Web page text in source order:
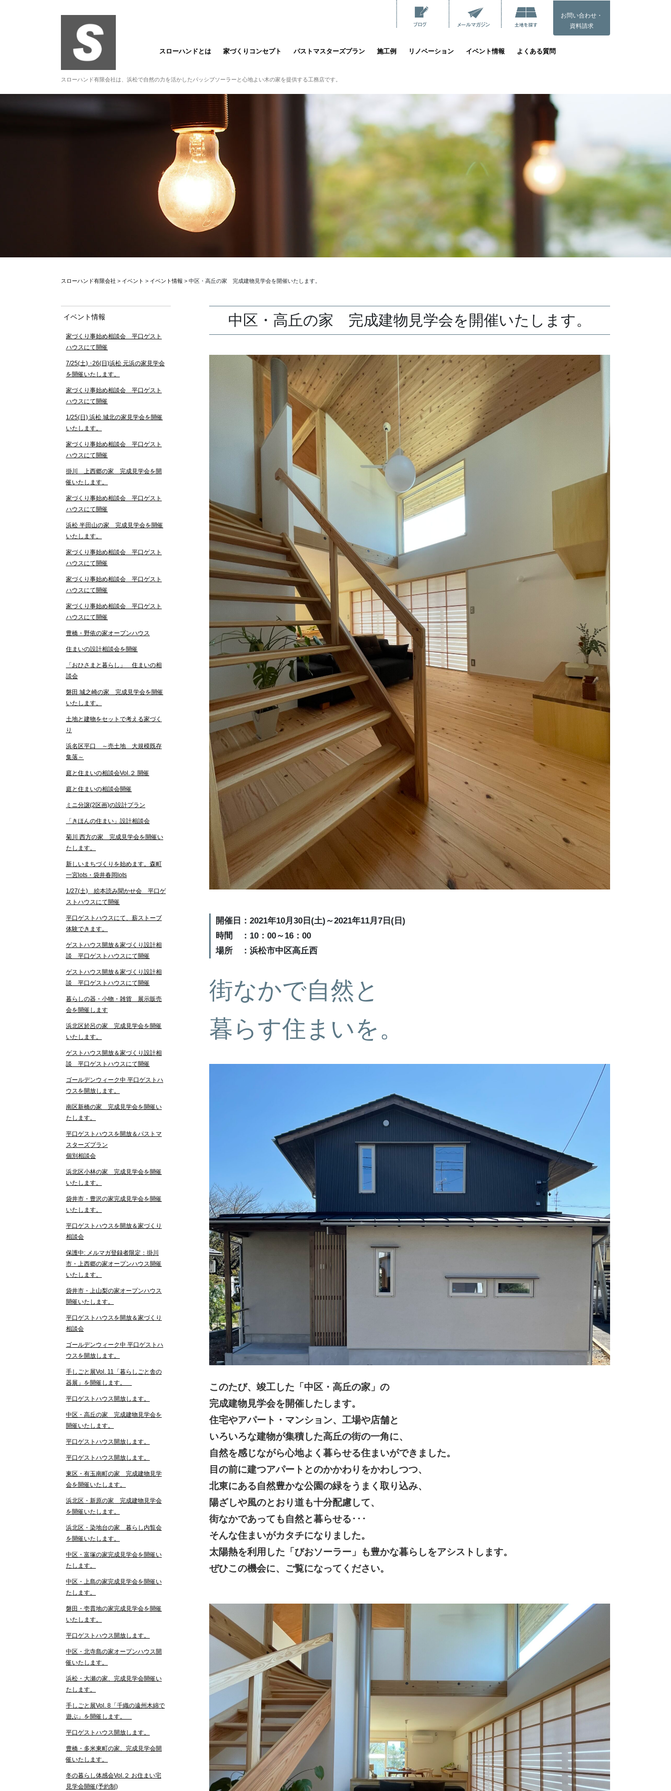
お問い合わせ・
資料請求
スローハンドとは 家づくりコンセプト パストマスターズプラン 施工例 リノベーション イベント情報 よくある質問
スローハンド有限会社は、浜松で自然の力を活かしたパッシブソーラーと心地よい木の家を提供する工務店です。
スローハンド有限会社 > イベント > イベント情報 > 中区・高丘の家 完成建物見学会を開催いたします。
中区・高丘の家 完成建物見学会を開催いたします。
開催日：2021年10月30日(土)～2021年11月7日(日)
時間 ：10：00～16：00
場所 ：浜松市中区高丘西
街なかで自然と
暮らす住まいを。
このたび、竣工した「中区・高丘の家」の
完成建物見学会を開催したします。
住宅やアパート・マンション、工場や店舗と
いろいろな建物が集積した高丘の街の一角に、
自然を感じながら心地よく暮らせる住まいができました。
目の前に建つアパートとのかかわりをかわしつつ、
北東にある自然豊かな公園の緑をうまく取り込み、
陽ざしや風のとおり道も十分配慮して、
街なかであっても自然と暮らせる･･･
そんな住まいがカタチになりました。
太陽熱を利用した「びおソーラー」も豊かな暮らしをアシストします。
ぜひこの機会に、 ご覧になってください。
イベント情報
家づくり事始め相談会 平口ゲスト
ハウスにて開催
7/25(土) ･26(日)浜松 元浜の家見学会
を開催いたします。
家づくり事始め相談会 平口ゲスト
ハウスにて開催
1/25(日) 浜松 城北の家見学会を開催
いたします。
家づくり事始め相談会 平口ゲスト
ハウスにて開催
掛川 上西郷の家 完成見学会を開
催いたします。
家づくり事始め相談会 平口ゲスト
ハウスにて開催
浜松 半田山の家 完成見学会を開催
いたします。
家づくり事始め相談会 平口ゲスト
ハウスにて開催
家づくり事始め相談会 平口ゲスト
ハウスにて開催
家づくり事始め相談会 平口ゲスト
ハウスにて開催
豊橋・野依の家オープンハウス
住まいの設計相談会を開催
「おひさまと暮らし」 住まいの相
談会
磐田 城之崎の家 完成見学会を開催
いたします。
土地と建物をセットで考える家づく
り
浜名区平口 ～売土地 大規模既存
集落～
庭と住まいの相談会Vol.２ 開催
庭と住まいの相談会開催
ミニ分譲(2区画)の設計プラン
「きほんの住まい」設計相談会
菊川 西方の家 完成見学会を開催い
たします。
新しいまちづくりを始めます。森町
一宮lots・袋井春岡lots
1/27(土) 絵本読み聞かせ会 平口ゲ
ストハウスにて開催
平口ゲストハウスにて、薪ストーブ
体験できます。
ゲストハウス開放＆家づくり設計相
談 平口ゲストハウスにて開催
ゲストハウス開放＆家づくり設計相
談 平口ゲストハウスにて開催
暮らしの器・小物・雑貨 展示販売
会を開催します
浜北区於呂の家 完成見学会を開催
いたします。
ゲストハウス開放＆家づくり設計相
談 平口ゲストハウスにて開催
ゴールデンウィーク中 平口ゲストハ
ウスを開放します。
南区新橋の家 完成見学会を開催い
たします。
平口ゲストハウスを開放＆パストマ
スターズプラン
個別相談会
浜北区小林の家 完成見学会を開催
いたします。
袋井市・豊沢の家完成見学会を開催
いたします。
平口ゲストハウスを開放＆家づくり
相談会
保護中: メルマガ登録者限定：掛川
市・上西郷の家オープンハウス開催
いたします。
袋井市・上山梨の家オープンハウス
開催いたします。
平口ゲストハウスを開放＆家づくり
相談会
ゴールデンウィーク中 平口ゲストハ
ウスを開放します。
手しごと展Vol. 11「暮らしごと舎の
器展」を開催します。
平口ゲストハウス開放します。
中区・高丘の家 完成建物見学会を
開催いたします。
平口ゲストハウス開放します。
平口ゲストハウス開放します。
東区・有玉南町の家 完成建物見学
会を開催いたします。
浜北区・新原の家 完成建物見学会
を開催いたします。
浜北区・染地台の家 暮らし内覧会
を開催いたします。
中区・富塚の家完成見学会を開催い
たします。
中区・上島の家完成見学会を開催い
たします。
磐田・壱貫地の家完成見学会を開催
いたします。
平口ゲストハウス開放します。
中区・北寺島の家オープンハウス開
催いたします。
浜松・大瀬の家、完成見学会開催い
たします。
手しごと展Vol. 8「千織の遠州木綿で
遊ぶ」を開催します。
平口ゲストハウス開放します。
豊橋・多米東町の家、完成見学会開
催いたします。
冬の暮らし体感会Vol.２ お住まい宅
見学会開催(予約制)